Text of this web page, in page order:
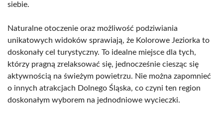
siebie.
Naturalne otoczenie oraz możliwość podziwiania
unikatowych widoków sprawiają, że Kolorowe Jeziorka to
doskonały cel turystyczny. To idealne miejsce dla tych,
którzy pragną zrelaksować się, jednocześnie ciesząc się
aktywnością na świeżym powietrzu. Nie można zapomnieć
o innych atrakcjach Dolnego Śląska, co czyni ten region
doskonałym wyborem na jednodniowe wycieczki.